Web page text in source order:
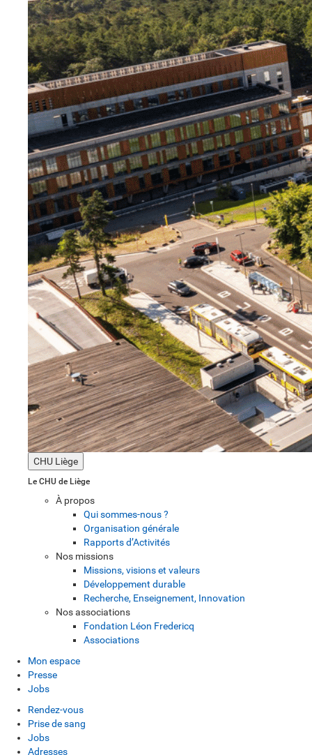
CHU Liège
Le CHU de Liège
À propos
Qui sommes-nous ?
Organisation générale
Rapports d’Activités
Nos missions
Missions, visions et valeurs
Développement durable
Recherche, Enseignement, Innovation
Nos associations
Fondation Léon Fredericq
Associations
Mon espace
Presse
Jobs
Rendez-vous
Prise de sang
Jobs
Adresses